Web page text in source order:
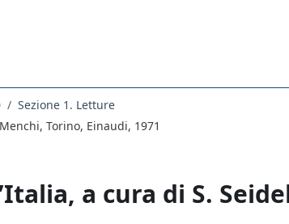
Sezione 1. Letture
Torino, Einaudi, 1971
a cura di S.